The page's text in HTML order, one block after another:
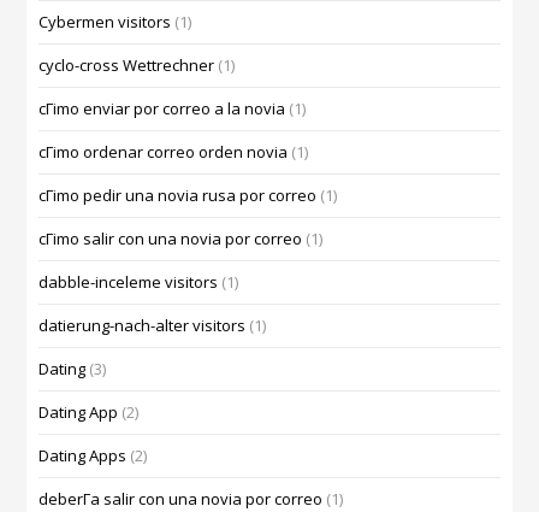
Cybermen visitors (1)
cyclo-cross Wettrechner (1)
cГіmo enviar por correo a la novia (1)
cГіmo ordenar correo orden novia (1)
cГіmo pedir una novia rusa por correo (1)
cГіmo salir con una novia por correo (1)
dabble-inceleme visitors (1)
datierung-nach-alter visitors (1)
Dating (3)
Dating App (2)
Dating Apps (2)
deberГ­a salir con una novia por correo (1)